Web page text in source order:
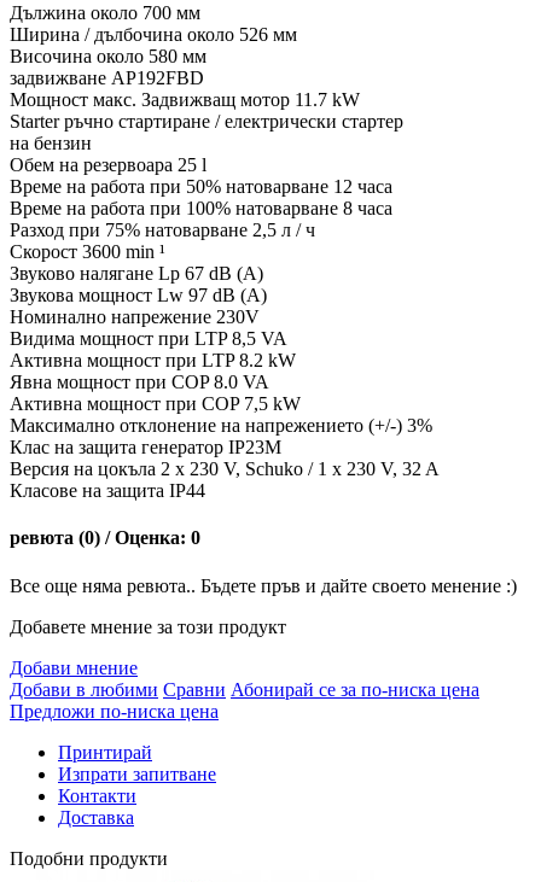
Дължина около 700 мм
Ширина / дълбочина около 526 мм
Височина около 580 мм
задвижване AP192FBD
Мощност макс. Задвижващ мотор 11.7 kW
Starter ръчно стартиране / електрически стартер
на бензин
Обем на резервоара 25 l
Време на работа при 50% натоварване 12 часа
Време на работа при 100% натоварване 8 часа
Разход при 75% натоварване 2,5 л / ч
Скорост 3600 min ¹
Звуково налягане Lp 67 dB (A)
Звукова мощност Lw 97 dB (A)
Номинално напрежение 230V
Видима мощност при LTP 8,5 VA
Активна мощност при LTP 8.2 kW
Явна мощност при COP 8.0 VA
Активна мощност при COP 7,5 kW
Максимално отклонение на напрежението (+/-) 3%
Клас на защита генератор IP23M
Версия на цокъла 2 x 230 V, Schuko / 1 x 230 V, 32 A
Класове на защита IP44
ревюта (0) / Оценка: 0
Все още няма ревюта.. Бъдете пръв и дайте своето менение :)
Добавете мнение за този продукт
Добави мнение
Добави в любими Сравни Абонирай се за по-ниска цена
Предложи по-ниска цена
Принтирай
Изпрати запитване
Контакти
Доставка
Подобни продукти